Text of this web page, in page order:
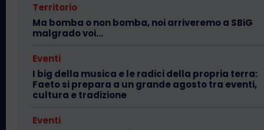
Territorio
Ma bomba o non bomba, noi arriveremo a SBiG
malgrado voi…
Eventi
I big della musica e le radici della propria terra:
Faeto si prepara a un grande agosto tra eventi,
cultura e tradizione
Eventi